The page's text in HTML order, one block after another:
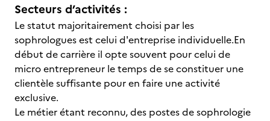
Secteurs d’activités :
Le statut majoritairement choisi par les
sophrologues est celui d'entreprise individuelle.En
début de carrière il opte souvent pour celui de
micro entrepreneur le temps de se constituer une
clientèle suffisante pour en faire une activité
exclusive.
Le métier étant reconnu, des postes de sophrologie